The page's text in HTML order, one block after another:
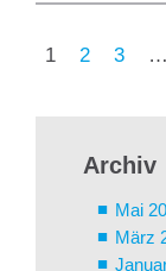
1 2 3
Archiv
Mai
März